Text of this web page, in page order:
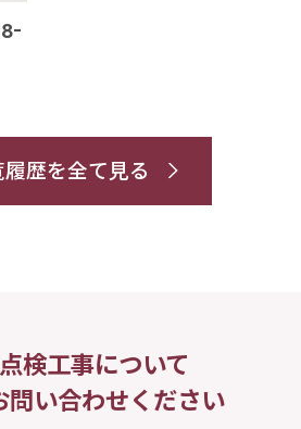
履歴を全て見る
検工事について
問い合わせください